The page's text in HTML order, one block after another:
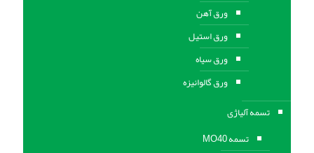
ورق آهن
ورق استیل
ورق سیاه
ورق گالوانیزه
تسمه آلیاژی
تسمه MO40